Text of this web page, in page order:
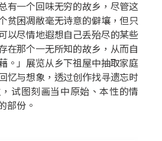
有一个回味无穷的故乡，尽管这
贫困凋敝毫无诗意的僻壤，但只
以尽情地遐想自己丢殆尽的某些
在那个一无所知的故乡，从而自
。」展览从乡下祖屋中抽取家庭
忆与想象，透过创作找寻遗忘时
试图刻画当中原始、本性的情
部份。